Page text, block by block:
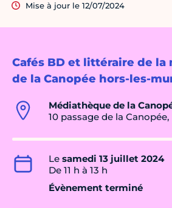
Cafés BD et littéraire de la
de la Canopée hors-les-
Médiathèque de la
10 passage de la Canopée,
Le samedi 13 juillet 2024
De 11 h à 13 h
Évènement terminé
Mise à jour le 12/07/2024